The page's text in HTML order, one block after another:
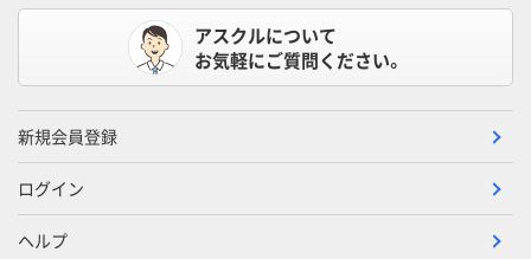
アスクルについて
お気軽にご質問ください。
新規会員登録
ログイン
ヘルプ